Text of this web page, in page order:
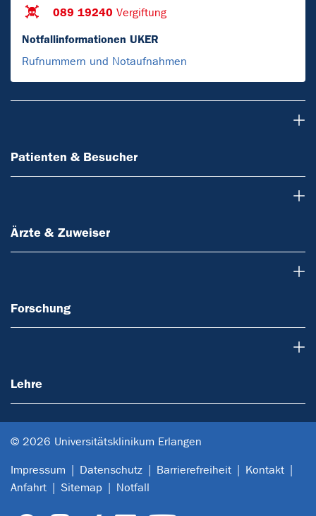
089 19240 Vergiftung
Notfallinformationen UKER
Rufnummern und Notaufnahmen
Patienten & Besucher
Ärzte & Zuweiser
Forschung
Lehre
© 2026 Universitätsklinikum Erlangen
Impressum Datenschutz Barrierefreiheit
Kontakt
Anfahrt
Sitemap Notfall